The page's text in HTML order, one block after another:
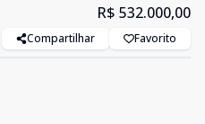
R$ 532.000,00
Compartilhar Favorito